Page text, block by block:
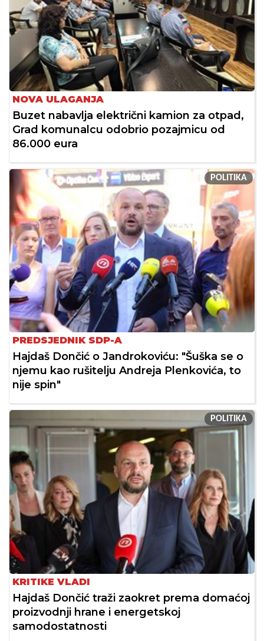
NOVA ULAGANJA
Buzet nabavlja električni kamion za otpad,
Grad komunalcu odobrio pozajmicu od
86.000 eura
POLITIKA
PREDSJEDNIK SDP-A
Hajdaš Dončić o Jandrokoviću: "Šuška se o
njemu kao rušitelju Andreja Plenkovića, to
nije spin"
POLITIKA
KRITIKE VLADI
Hajdaš Dončić traži zaokret prema domaćoj
proizvodnji hrane i energetskoj
samodostatnosti